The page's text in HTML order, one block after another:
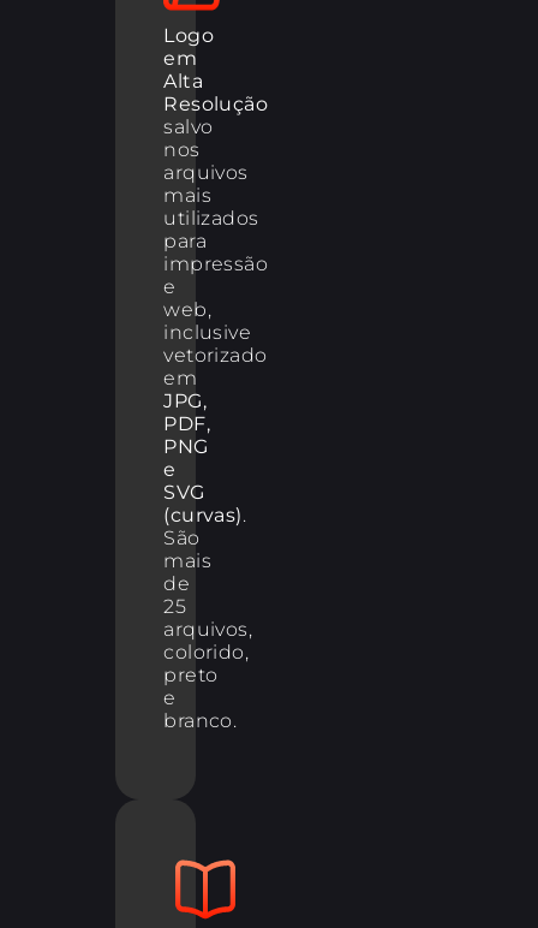
Logo
em
Alta
Resolução
salvo
nos
arquivos
mais
utilizados
para
impressão
e
web,
inclusive
vetorizado
em
JPG,
PDF,
PNG
e
SVG
(curvas).
São
mais
de
25
arquivos,
colorido,
preto
e
branco.